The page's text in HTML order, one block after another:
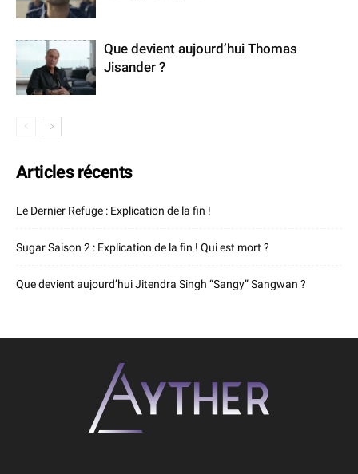
Que devient aujourd’hui Thomas
Jisander ?
Articles récents
Le Dernier Refuge : Explication de la fin !
Sugar Saison 2 : Explication de la fin ! Qui est mort ?
Que devient aujourd’hui Jitendra Singh “Sangy” Sangwan ?